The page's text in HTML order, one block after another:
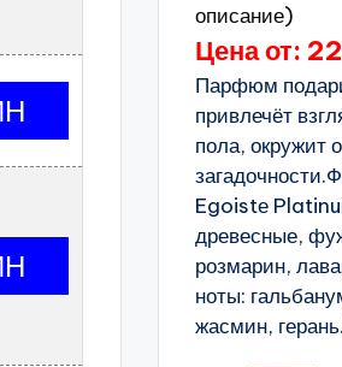
описание)
Цена от:
Парфюм
привлечёт
пола, окружит
Egoistе
древесные,
розмарин,
ноты:
жасмин,